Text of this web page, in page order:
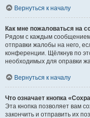
Вернуться к началу
Как мне пожаловаться на
Рядом с каждым
отправки жалобы на него,
конференции. Щёлкнув по
необходимых для оправки
Вернуться к началу
Что означает кнопка
Эта кнопка позволяет вам
закончить и отправить их